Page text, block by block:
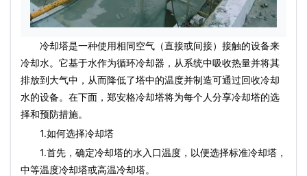
冷却塔是一种使用相同空气（直接或间接）接触的设备来
冷却水。它基于水作为循环冷却器，从系统中吸收热量并将其
排放到大气中，从而降低了塔中的温度并制造可通过回收冷却
水的设备。在下面，郑安格冷却塔将为每个人分享冷却塔的选
择和预防措施。
1.如何选择冷却塔
1.首先，确定冷却塔的水入口温度，以便选择标准冷却塔，
中等温度冷却塔或高温冷却塔。